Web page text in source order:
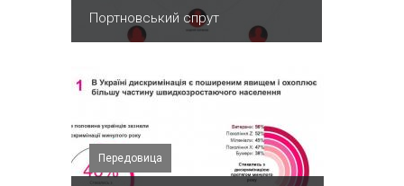
Портновський спрут
Передовица